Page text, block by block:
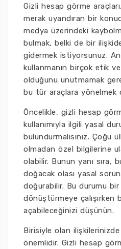
Gizli hesap görme
merak uyandıran bir
medya üzerindeki
bulmak, belki de bir
gidermek istiyorsunuz.
kullanmanın birçok etik
olduğunu unutmamak
bu tür araçlara
Öncelikle, gizli hesap
kullanımıyla ilgili yasal
bulundurmalısınız. Çoğu
olmadan özel bilgilerine
olabilir. Bunun yanı sıra,
doğacak olası yasal
doğurabilir. Bu durumu bir
dönüştürmeye çalışırken
açabileceğinizi düşünün.
Birisiyle olan
önemlidir. Gizli hesap